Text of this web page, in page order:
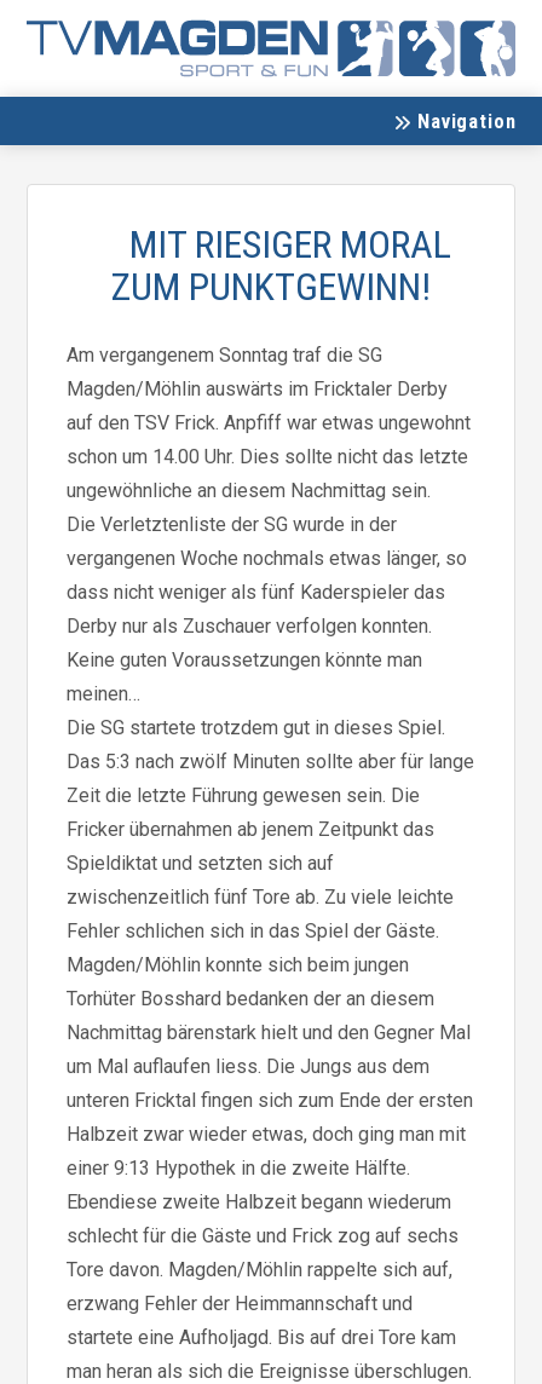
Navigation
MIT RIESIGER MORAL
ZUM PUNKTGEWINN!
Am vergangenem Sonntag traf die SG
Magden/Möhlin auswärts im Fricktaler Derby
auf den TSV Frick. Anpfiff war etwas ungewohnt
schon um 14.00 Uhr. Dies sollte nicht das letzte
ungewöhnliche an diesem Nachmittag sein.
Die Verletztenliste der SG wurde in der
vergangenen Woche nochmals etwas länger, so
dass nicht weniger als fünf Kaderspieler das
Derby nur als Zuschauer verfolgen konnten.
Keine guten Voraussetzungen könnte man
meinen…
Die SG startete trotzdem gut in dieses Spiel.
Das 5:3 nach zwölf Minuten sollte aber für lange
Zeit die letzte Führung gewesen sein. Die
Fricker übernahmen ab jenem Zeitpunkt das
Spieldiktat und setzten sich auf
zwischenzeitlich fünf Tore ab. Zu viele leichte
Fehler schlichen sich in das Spiel der Gäste.
Magden/Möhlin konnte sich beim jungen
Torhüter Bosshard bedanken der an diesem
Nachmittag bärenstark hielt und den Gegner Mal
um Mal auflaufen liess. Die Jungs aus dem
unteren Fricktal fingen sich zum Ende der ersten
Halbzeit zwar wieder etwas, doch ging man mit
einer 9:13 Hypothek in die zweite Hälfte.
Ebendiese zweite Halbzeit begann wiederum
schlecht für die Gäste und Frick zog auf sechs
Tore davon. Magden/Möhlin rappelte sich auf,
erzwang Fehler der Heimmannschaft und
startete eine Aufholjagd. Bis auf drei Tore kam
man heran als sich die Ereignisse überschlugen.